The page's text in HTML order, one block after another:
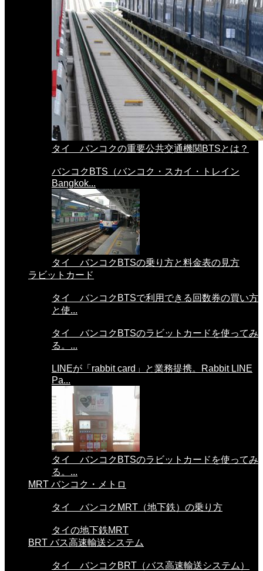
タイ バンコクの重要公共交通機関BTSとは？
バンコクBTS（バンコク・スカイ・トレイン
Bangkok...
タイ バンコクBTSの乗り方と料金表の見方
ラビットカード
タイ バンコクBTSで利用できる回数券の買い方
と使...
タイ バンコクBTSのラビットカードを使ってみ
る。...
LINEが「rabbit card」と業務提携。Rabbit LINE
Pa...
タイ バンコクBTSのラビットカードを使ってみ
る。...
MRT バンコク・メトロ
タイ バンコクMRT（地下鉄）の乗り方
タイの地下鉄MRT
BRT バス高速輸送システム
タイ バンコクBRT（バス高速輸送システム）